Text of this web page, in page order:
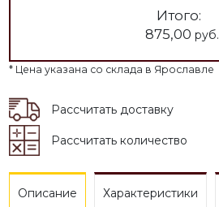
Итого:
875,00 руб.
* Цена указана со склада в Ярославле
Рассчитать доставку
Рассчитать количество
Описание Характеристики